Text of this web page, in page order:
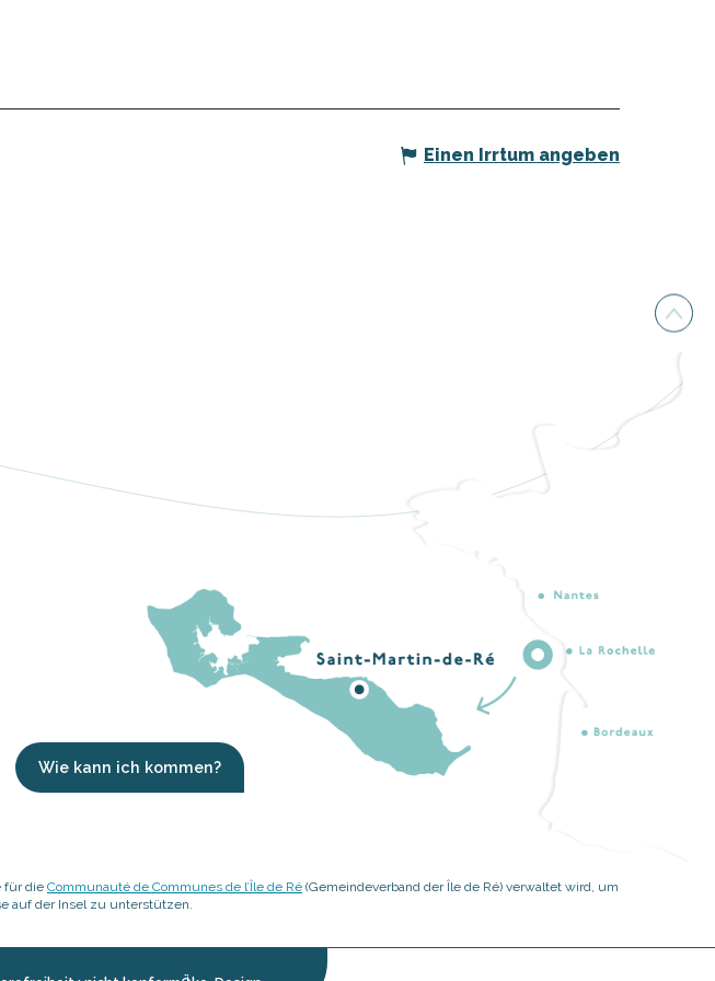
Einen Irrtum angeben
Wie kann ich kommen?
für die Communauté de Communes de l’Île de Ré (Gemeindeverband der Île de Ré) verwaltet wird, um
auf der Insel zu unterstützen.